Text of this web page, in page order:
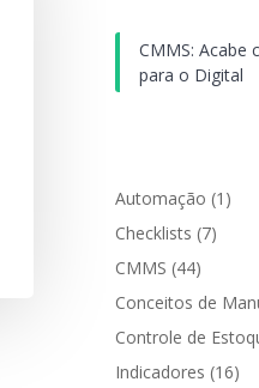
CMMS: Acabe
para o Digital
Automação (1)
Checklists (7)
CMMS (44)
Conceitos de
Controle de
Indicadores (16)